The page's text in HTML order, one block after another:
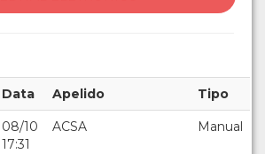
Data Apelido Tipo
08/10
17:31
ACSA Manual